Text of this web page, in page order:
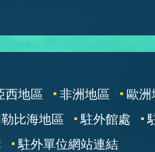
西地區 非洲地區 歐洲
比海地區
駐外館處
駐外單位網站連結